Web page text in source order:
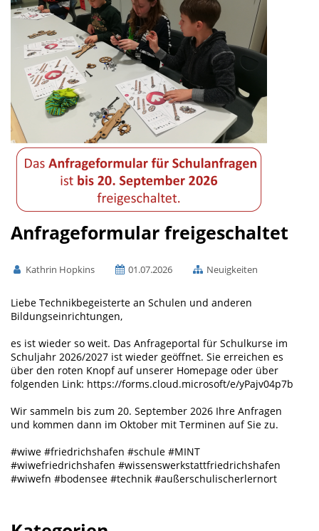
Anfrageformular freigeschaltet
Kathrin Hopkins 01.07.2026 Neuigkeiten
Liebe Technikbegeisterte an Schulen und anderen
Bildungseinrichtungen,
es ist wieder so weit. Das Anfrageportal für Schulkurse im
Schuljahr 2026/2027 ist wieder geöffnet. Sie erreichen es
über den roten Knopf auf unserer Homepage oder über
folgenden Link: https://forms.cloud.microsoft/e/yPajv04p7b
Wir sammeln bis zum 20. September 2026 Ihre Anfragen
und kommen dann im Oktober mit Terminen auf Sie zu.
#wiwe #friedrichshafen #schule #MINT
#wiwefriedrichshafen #wissenswerkstattfriedrichshafen
#wiwefn #bodensee #technik #außerschulischerlernort